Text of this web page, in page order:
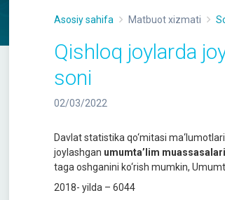
Asosiy sahifa Matbuot xizmati
Qishloq joylarda
soni
02/03/2022
Davlat statistika qo‘mitasi
joylashgan umumta’lim muassasalari
taga oshganini ko‘rish mumkin,
2018- yilda – 6044